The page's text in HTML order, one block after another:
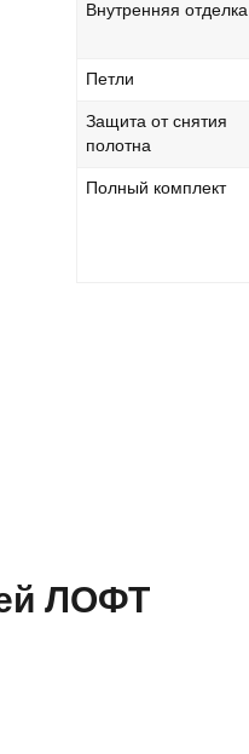
Внутренняя отделка
Петли
Защита от снятия
полотна
Полный комплект
ЛОФТ